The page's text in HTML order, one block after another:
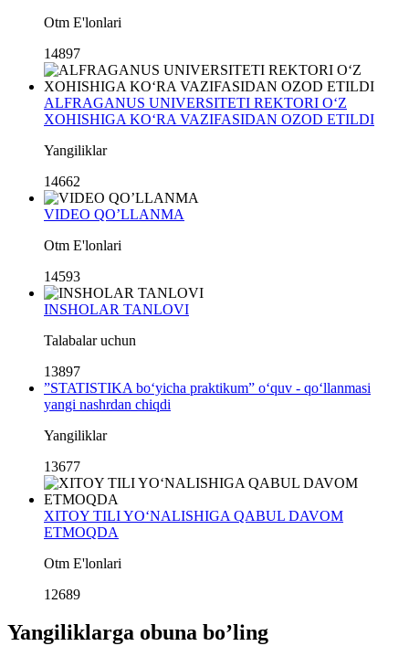
Otm E'lonlari
14897
ALFRAGANUS UNIVERSITETI REKTORI O‘Z
XOHISHIGA KO‘RA VAZIFASIDAN OZOD ETILDI
Yangiliklar
14662
VIDEO QO’LLANMA
Otm E'lonlari
14593
INSHOLAR TANLOVI
Talabalar uchun
13897
”STATISTIKA bo‘yicha praktikum” o‘quv - qo‘llanmasi
yangi nashrdan chiqdi
Yangiliklar
13677
XITOY TILI YO‘NALISHIGA QABUL DAVOM
ETMOQDA
Otm E'lonlari
12689
Yangiliklarga obuna boʼling